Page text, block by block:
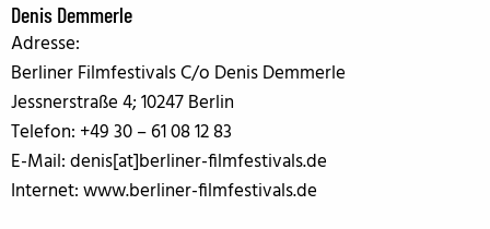
Denis Demmerle
Adresse:
Berliner Filmfestivals C/o Denis Demmerle
Jessnerstraße 4; 10247 Berlin
Telefon: +49 30 – 61 08 12 83
E-Mail: denis[at]berliner-filmfestivals.de
Internet: www.berliner-filmfestivals.de